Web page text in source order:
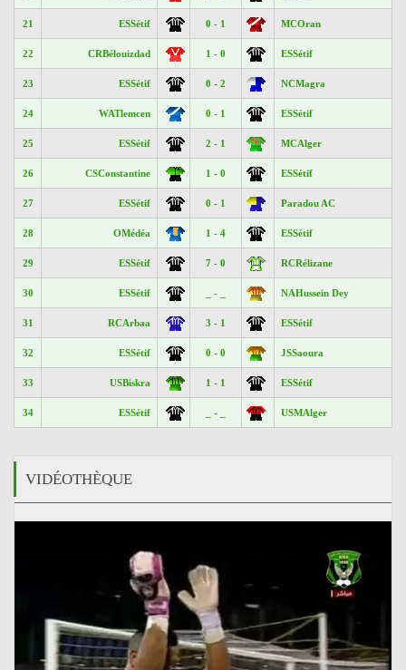
21 ESSétif 0 - 1 MCOran
22 CRBélouizdad 1 - 0 ESSétif
23 ESSétif 0 - 2 NCMagra
24 WATlemcen 0 - 1 ESSétif
25 ESSétif 2 - 1 MCAlger
26 CSConstantine 1 - 0 ESSétif
27 ESSétif 0 - 1 Paradou AC
28 OMédéa 1 - 4 ESSétif
29 ESSétif 7 - 0 RCRélizane
30 ESSétif _ - _ NAHussein Dey
31 RCArbaa 3 - 1 ESSétif
32 ESSétif 0 - 0 JSSaoura
33 USBiskra 1 - 1 ESSétif
34 ESSétif _ - _ USMAlger
VIDÉOTHÈQUE